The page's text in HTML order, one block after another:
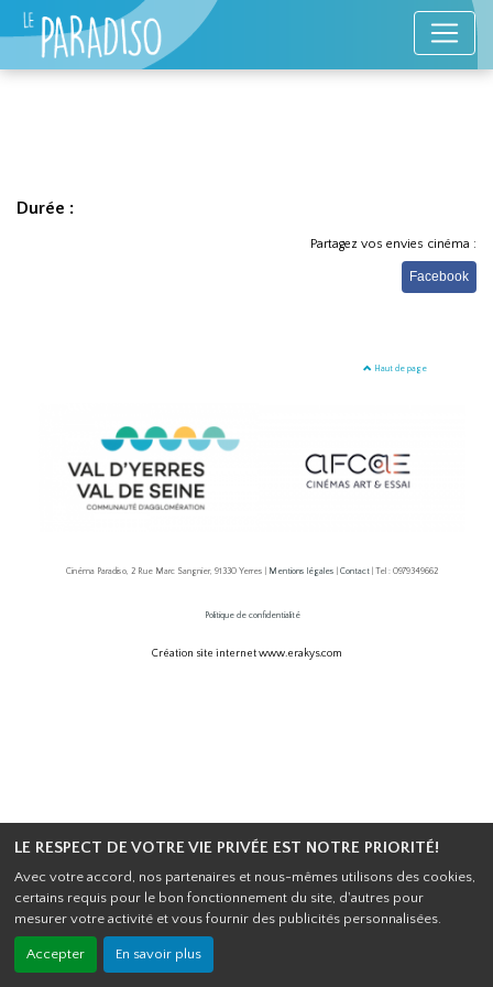
LE RESPECT DE VOTRE VIE PRIVÉE EST NOTRE PRIORITÉ!
Avec votre accord, nos partenaires et nous-mêmes utilisons des cookies,
certains requis pour le bon fonctionnement du site, d'autres pour
mesurer votre activité et vous fournir des publicités personnalisées.
Accepter En savoir plus
Durée :
Partagez vos envies cinéma :
Facebook
Haut de page
Cinéma Paradiso, 2 Rue Marc Sangnier, 91330 Yerres | Mentions légales Contact | Tel : 0979349662
Politique de confidentialité
Création site internet www.erakys.com